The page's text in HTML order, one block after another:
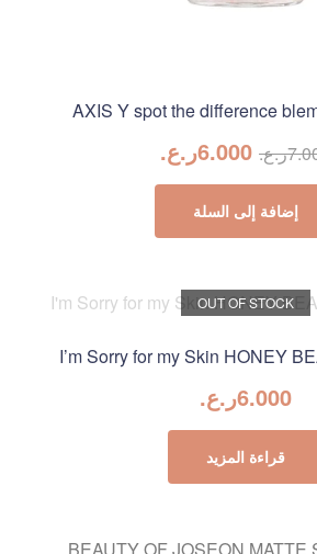
AXIS Y spot the difference
ر.ع. 6.000ر.ع.
إضافة إلى السلة
OUT OF STOCK
I’m Sorry for my Skin HONEY
6.000ر.ع.
قراءة المزيد